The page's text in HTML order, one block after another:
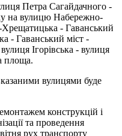
Петра Сагайдачного -
на вулицю Набережно-
- Гаванський
- Гаванський міст -
Ігорівська - вулиця
площа.
вулицями буде
конструкцій і
та проведення
рух транспорту